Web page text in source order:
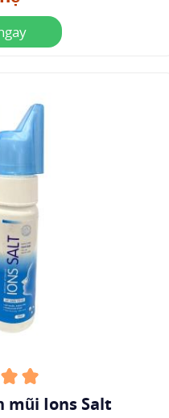
mũi Ions Salt